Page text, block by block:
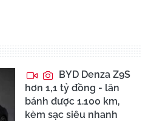
BYD Denza Z9S
hơn 1,1 tỷ đồng - lăn
bánh được 1.100 km,
kèm sạc siêu nhanh